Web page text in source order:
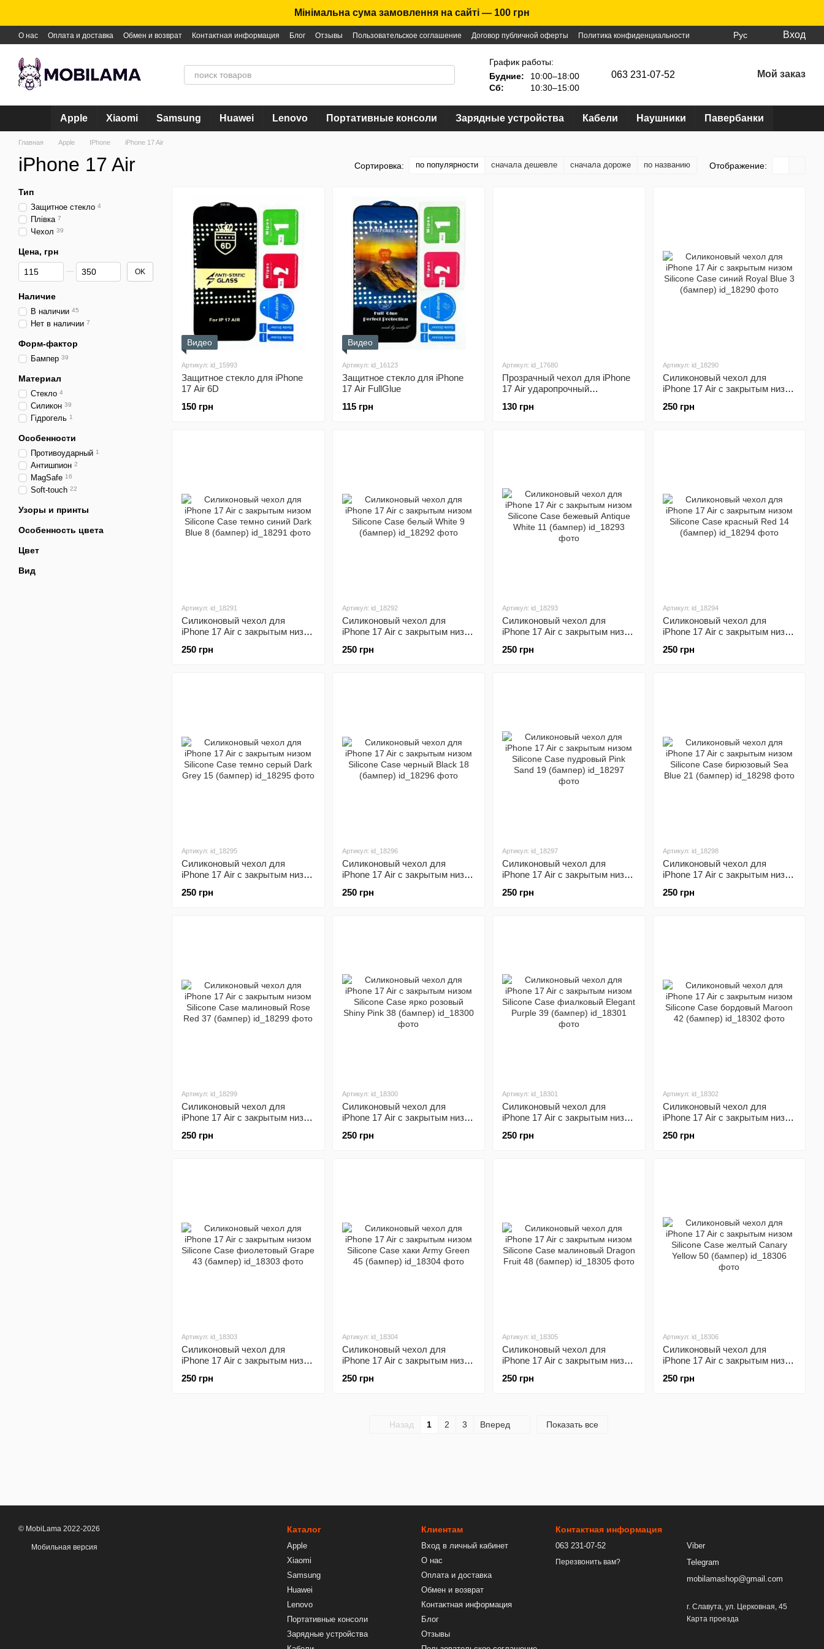
Мінімальна сума замовлення на сайті — 100 грн
Перейти к основному контенту
О нас Оплата и доставка Обмен и возврат Контактная информация Блог Отзывы Пользовательское соглашение Договор публичной оферты Политика конфиденциальности Рус Вход
График работы:
Будние:
10:00–18:00
Сб:
10:30–15:00
063 231-07-52 Мой заказ
Apple Xiaomi Samsung Huawei Lenovo Портативные консоли Зарядные устройства Кабели Наушники Павербанки
Главная Apple IPhone iPhone 17 Air
iPhone 17 Air Сортировка: по популярности сначала дешевле сначала дороже по названию Отображение:
Видео
Артикул: id_15993
Защитное стекло для iPhone
17 Air 6D
150 грн
Видео
Артикул: id_16123
Защитное стекло для iPhone
17 Air FullGlue
115 грн
Артикул: id_17680
Прозрачный чехол для iPhone
17 Air ударопрочный
(бампер)
130 грн
Артикул: id_18290
Силиконовый чехол для
iPhone 17 Air с закрытым низом
3 (бампер)
250 грн
Артикул: id_18291
Силиконовый чехол для
iPhone 17 Air с закрытым низом
Blue 8 (бампер)
250 грн
Артикул: id_18292
Силиконовый чехол для
iPhone 17 Air с закрытым низом
(бампер)
250 грн
Артикул: id_18293
Силиконовый чехол для
iPhone 17 Air с закрытым низом
White 11 (бампер)
250 грн
Артикул: id_18294
Силиконовый чехол для
iPhone 17 Air с закрытым низом
(бампер)
250 грн
Артикул: id_18295
Силиконовый чехол для
iPhone 17 Air с закрытым низом
Dark Grey 15 (бампер)
250 грн
Артикул: id_18296
Силиконовый чехол для
iPhone 17 Air с закрытым низом
(бампер)
250 грн
Артикул: id_18297
Силиконовый чехол для
iPhone 17 Air с закрытым низом
Sand 19 (бампер)
250 грн
Артикул: id_18298
Силиконовый чехол для
iPhone 17 Air с закрытым низом
Blue 21 (бампер)
250 грн
Артикул: id_18299
Силиконовый чехол для
iPhone 17 Air с закрытым низом
Red 37 (бампер)
250 грн
Артикул: id_18300
Силиконовый чехол для
iPhone 17 Air с закрытым низом
Shiny Pink 38 (бампер)
250 грн
Артикул: id_18301
Силиконовый чехол для
iPhone 17 Air с закрытым низом
Elegant Purple 39 (бампер)
250 грн
Артикул: id_18302
Силиконовый чехол для
iPhone 17 Air с закрытым низом
42 (бампер)
250 грн
Артикул: id_18303
Силиконовый чехол для
iPhone 17 Air с закрытым низом
Grape 43 (бампер)
250 грн
Артикул: id_18304
Силиконовый чехол для
iPhone 17 Air с закрытым низом
45 (бампер)
250 грн
Артикул: id_18305
Силиконовый чехол для
iPhone 17 Air с закрытым низом
Dragon Fruit 48 (бампер)
250 грн
Артикул: id_18306
Силиконовый чехол для
iPhone 17 Air с закрытым низом
Yellow 50 (бампер)
250 грн
Назад 1 2 3 Вперед Показать все
Тип
Защитное стекло 4
Плівка 7
Чехол 39
Цена, грн
От Цена, грн
До Цена, грн OK
Наличие
В наличии 45
Нет в наличии 7
Форм-фактор
Бампер 39
Материал
Стекло 4
Силикон 39
Гідрогель 1
Особенности
Противоударный 1
Антишпион 2
MagSafe 16
Soft-touch 22
Узоры и принты
Особенность цвета
Цвет
Вид
© MobiLama 2022-2026
Мобильная версия
Каталог
Apple
Xiaomi
Samsung
Huawei
Lenovo
Портативные консоли
Зарядные устройства
Клиентам
Вход в личный кабинет
О нас
Оплата и доставка
Обмен и возврат
Контактная информация
Блог
Отзывы
Контактная информация
063 231-07-52
Перезвонить вам?
Viber
Telegram
mobilamashop@gmail.com
г. Славута, ул. Церковная, 45
Карта проезда